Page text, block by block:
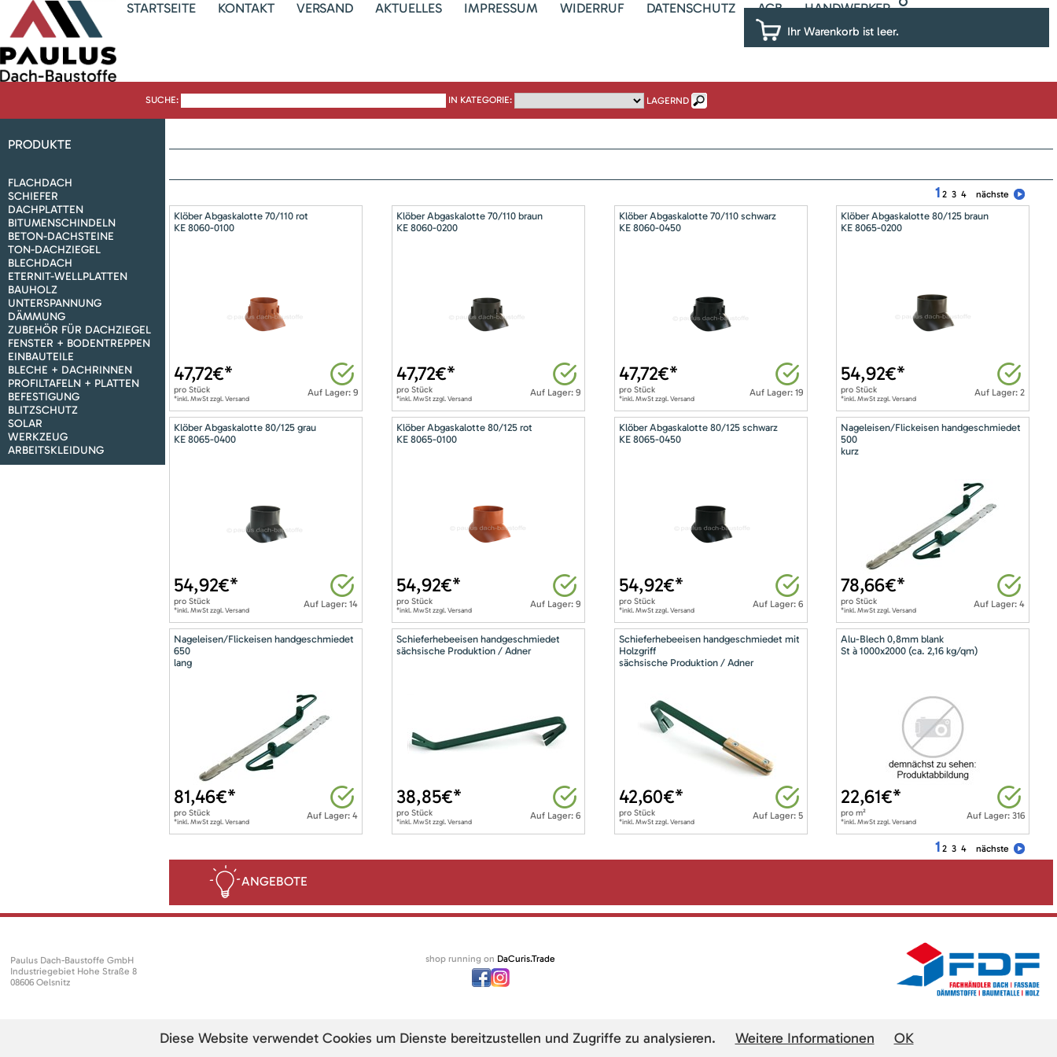
STARTSEITE KONTAKT VERSAND AKTUELLES IMPRESSUM WIDERRUF DATENSCHUTZ AGB HANDWERKER
Ihr Warenkorb ist leer.
SUCHE: IN KATEGORIE: LAGERND
PRODUKTE
FLACHDACH
SCHIEFER
DACHPLATTEN
BITUMENSCHINDELN
BETON-DACHSTEINE
TON-DACHZIEGEL
BLECHDACH
ETERNIT-WELLPLATTEN
BAUHOLZ
UNTERSPANNUNG
DÄMMUNG
ZUBEHÖR FÜR DACHZIEGEL
FENSTER + BODENTREPPEN
EINBAUTEILE
BLECHE + DACHRINNEN
PROFILTAFELN + PLATTEN
BEFESTIGUNG
BLITZSCHUTZ
SOLAR
WERKZEUG
ARBEITSKLEIDUNG
1 2 3 4 nächste
Klöber Abgaskalotte 70/110 rot
KE 8060-0100
Auf Lager: 9
47,72€*
pro Stück
*inkl. MwSt zzgl. Versand
Klöber Abgaskalotte 70/110 braun
KE 8060-0200
Auf Lager: 9
47,72€*
pro Stück
*inkl. MwSt zzgl. Versand
Klöber Abgaskalotte 70/110 schwarz
KE 8060-0450
Auf Lager: 19
47,72€*
pro Stück
*inkl. MwSt zzgl. Versand
Klöber Abgaskalotte 80/125 braun
KE 8065-0200
Auf Lager: 2
54,92€*
proStück
*inkl. MwSt zzgl. Versand
Klöber Abgaskalotte 80/125 grau
KE 8065-0400
Auf Lager: 14
54,92€*
pro Stück
*inkl. MwSt zzgl. Versand
Klöber Abgaskalotte 80/125 rot
KE 8065-0100
Auf Lager: 9
54,92€*
pro Stück
*inkl. MwSt zzgl. Versand
Klöber Abgaskalotte 80/125 schwarz
KE 8065-0450
Auf Lager: 6
54,92€*
pro Stück
*inkl. MwSt zzgl. Versand
Nageleisen/Flickeisen handgeschmiedet
500
kurz
Auf Lager: 4
78,66€*
proStück
*inkl. MwSt zzgl. Versand
Nageleisen/Flickeisen handgeschmiedet
650
lang
Auf Lager: 4
81,46€*
pro Stück
*inkl. MwSt zzgl. Versand
Schieferhebeeisen handgeschmiedet
sächsische Produktion / Adner
Auf Lager: 6
38,85€*
pro Stück
*inkl. MwSt zzgl. Versand
Schieferhebeeisen handgeschmiedet mit
Holzgriff
sächsische Produktion / Adner
Auf Lager: 5
42,60€*
pro Stück
*inkl. MwSt zzgl. Versand
Alu-Blech 0,8mm blank
St à 1000x2000 (ca. 2,16 kg/qm)
Auf Lager: 316
22,61€*
prom²
*inkl. MwSt zzgl. Versand
1 2 3 4 nächste
ANGEBOTE
Paulus Dach-Baustoffe GmbH
Industriegebiet Hohe Straße 8
08606 Oelsnitz
shop running on DaCuris.Trade
Diese Website verwendet Cookies um Dienste bereitzustellen und Zugriffe zu analysieren. Weitere Informationen OK